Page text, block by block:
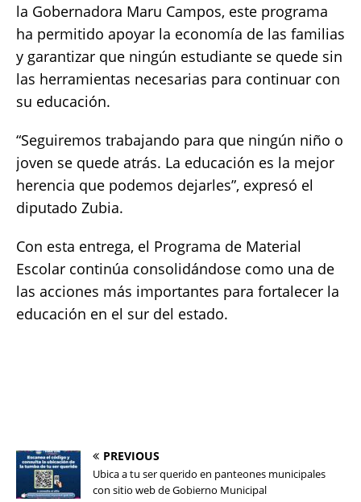
la Gobernadora Maru Campos, este programa
ha permitido apoyar la economía de las familias
y garantizar que ningún estudiante se quede sin
las herramientas necesarias para continuar con
su educación.
“Seguiremos trabajando para que ningún niño o
joven se quede atrás. La educación es la mejor
herencia que podemos dejarles”, expresó el
diputado Zubia.
Con esta entrega, el Programa de Material
Escolar continúa consolidándose como una de
las acciones más importantes para fortalecer la
educación en el sur del estado.
PREVIOUS
Ubica a tu ser querido en panteones municipales
con sitio web de Gobierno Municipal